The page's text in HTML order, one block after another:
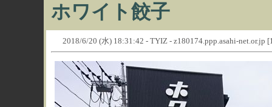
ホワイト餃子
2018/6/20 (水) 18:31:42 - TYIZ - z180174.ppp.asahi-net.or.jp